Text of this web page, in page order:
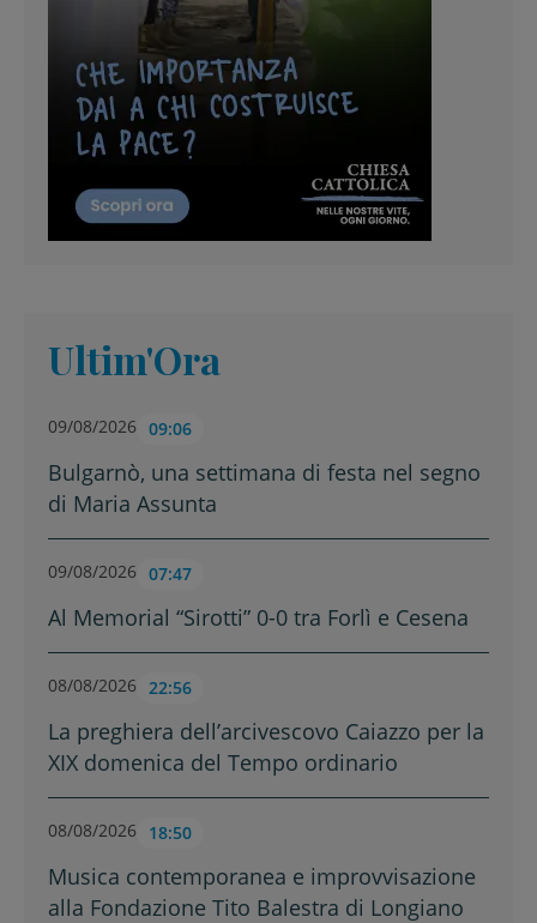
Ultim'Ora
09/08/2026 09:06
Bulgarnò, una settimana di festa nel segno
di Maria Assunta
09/08/2026 07:47
Al Memorial “Sirotti” 0-0 tra Forlì e Cesena
08/08/2026 22:56
La preghiera dell’arcivescovo Caiazzo per la
XIX domenica del Tempo ordinario
08/08/2026 18:50
Musica contemporanea e improvvisazione
alla Fondazione Tito Balestra di Longiano